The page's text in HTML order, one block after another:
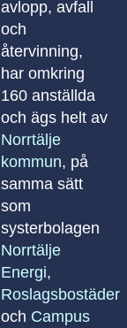
avlopp, avfall
och
återvinning,
har omkring
160 anställda
och ägs helt av
Norrtälje
kommun, på
samma sätt
som
systerbolagen
Norrtälje
Energi,
Roslagsbostäder
och Campus